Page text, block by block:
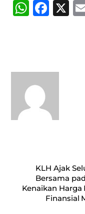
W
pp
Fa X
KLH Ajak
Bersama
Kenaikan
Finansial